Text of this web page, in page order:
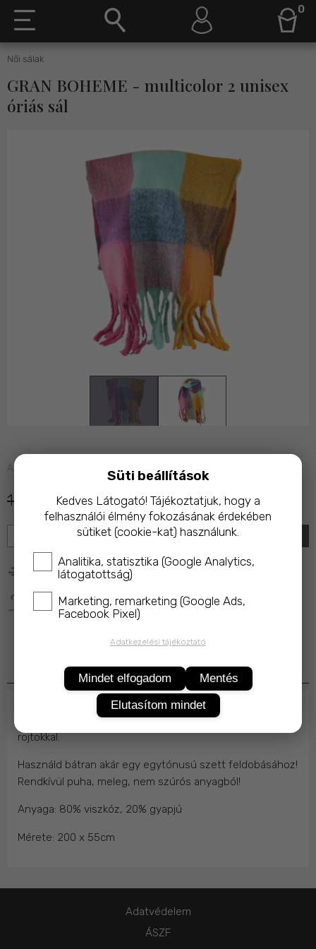
0
Női sálak
GRAN BOHEME - multicolor 2 unisex
óriás sál
Azonnal raktárról
10 990 Ft 5 990 Ft
KOSÁRBA
25 000 Ft feletti rendelés esetén ingyenes kiszállítás!
A termék megvásárlásakor az ár 10%-ával a
Macskavédő Alapítványt
Termékleírás
Bohém, vidám színes kockás unisex vastag téli sál,
rojtokkal.
Használd bátran akár egy egytónusú szett feldobásához!
Rendkívül puha, meleg, nem szúrós anyagból!
Anyaga: 80% viszkóz, 20% gyapjú
Mérete: 200 x 55cm
Adatvédelem
ÁSZF
Süti beállítások
Kedves Látogató! Tájékoztatjuk, hogy a
felhasználói élmény fokozásának érdekében
sütiket (cookie-kat) használunk.
Analitika, statisztika (Google Analytics,
látogatottság)
Marketing, remarketing (Google Ads,
Facebook Pixel)
Adatkezelési tájékoztató
Mindet elfogadom
Mentés
Elutasítom mindet